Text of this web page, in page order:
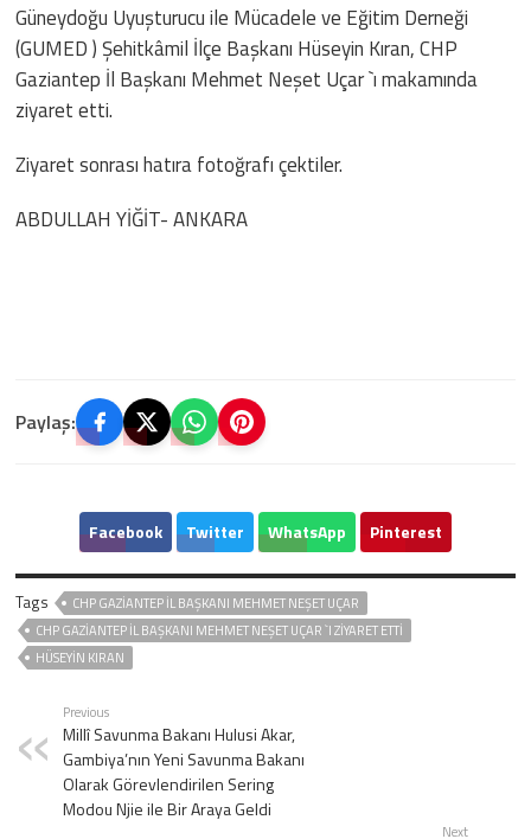
Güneydoğu Uyuşturucu ile Mücadele ve Eğitim Derneği
(GUMED ) Şehitkâmil İlçe Başkanı Hüseyin Kıran, CHP
Gaziantep İl Başkanı Mehmet Neşet Uçar `ı makamında
ziyaret etti.
Ziyaret sonrası hatıra fotoğrafı çektiler.
ABDULLAH YİĞİT- ANKARA
Paylaş:
Facebook Twitter WhatsApp Pinterest
Tags
CHP GAZİANTEP İL BAŞKANI MEHMET NEŞET UÇAR
CHP GAZİANTEP İL BAŞKANI MEHMET NEŞET UÇAR `I ZİYARET ETTİ
HÜSEYIN KIRAN
Previous
Millî Savunma Bakanı Hulusi Akar,
Gambiya’nın Yeni Savunma Bakanı
Olarak Görevlendirilen Sering
Modou Njie ile Bir Araya Geldi
Next